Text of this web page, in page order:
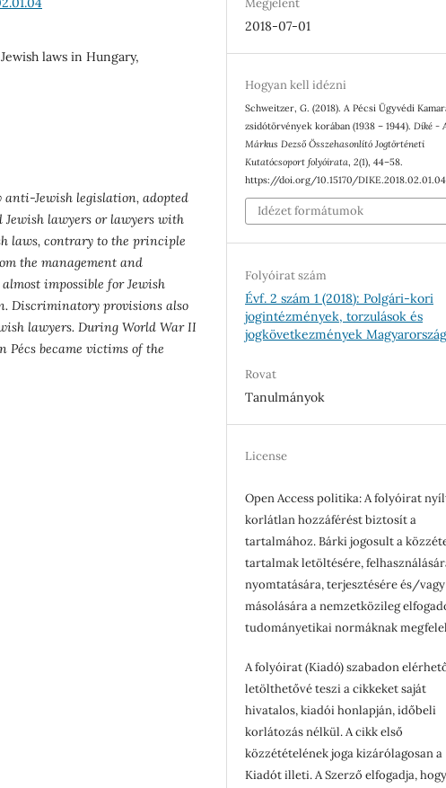
laws in Hungary,
anti-Jewish legislation, adopted
Jewish lawyers or lawyers with
laws, contrary to the principle
the management and
impossible for Jewish
Discriminatory provisions also
lawyers. During World War II
became victims of the
Megjelent
2018-07-01
Hogyan kell idézni
Schweitzer, G. (2018). A Pécsi Ügyvédi
zsidótörvények korában (1938 – 1944).Díké -
Márkus Dezső Összehasonlító Jogtörténeti
Kutatócsoport folyóirata,2(1), 44–58.
https://doi.org/10.15170/DIKE.2018.02.01.04
Idézet formátumok
Folyóirat szám
Évf. 2 szám 1 (2018): Polgári-kori
jogintézmények, torzulások és
jogkövetkezmények
Rovat
Tanulmányok
License
Open Access politika: A folyóirat
korlátlan hozzáférést biztosít a
tartalmához. Bárki jogosult a
tartalmak letöltésére,
nyomtatására, terjesztésére és/vagy
másolására a nemzetközileg
tudományetikai normáknak
A folyóirat (Kiadó) szabadon
letölthetővé teszi a cikkeket saját
hivatalos, kiadói honlapján, időbeli
korlátozás nélkül. A cikk első
közzétételének joga kizárólagosan a
Kiadót illeti. A Szerző elfogadja,